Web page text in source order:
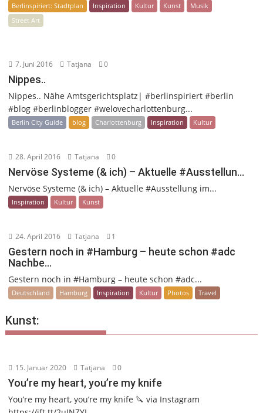
Berlinspiriert: Stadtplan Inspiration Kultur Kunst
Musik
Street Art
7. Juni 2016 Tatjana 0
Nippes..
Nippes.. Nähe Amtsgerichtsplatz| #berlinspiriert #berlin
#blog #berlinblogger #welovecharlottenburg...
Berlin City Guide blog Charlottenburg Inspiration Kultur
28. April 2016 Tatjana 0
Nervöse Systeme (& ich) – Aktuelle #Ausstellun…
Nervöse Systeme (& ich) – Aktuelle #Ausstellung im...
Inspiration Kultur Kunst
24. April 2016 Tatjana 1
Gestern noch in #Hamburg – heute schon #adc
Nachbe…
Gestern noch in #Hamburg – heute schon #adc...
Deutschland Hamburg Inspiration Kultur Photos Travel
Kunst:
15. Januar 2020 Tatjana 0
You’re my heart, you’re my knife
You’re my heart, you’re my knife 🔪 via Instagram